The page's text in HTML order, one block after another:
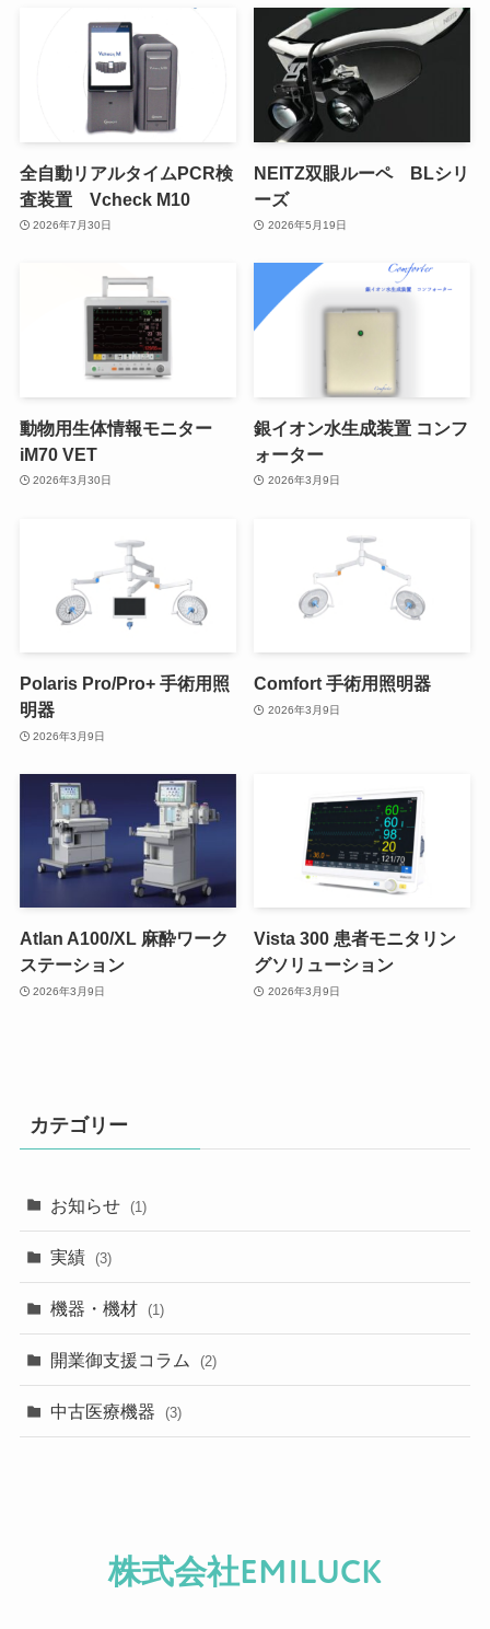
全自動リアルタイムPCR検
査装置 Vcheck M10
2026年7月30日
NEITZ双眼ルーペ BLシリ
ーズ
2026年5月19日
動物用生体情報モニター
iM70 VET
2026年3月30日
銀イオン水生成装置 コンフ
ォーター
2026年3月9日
Polaris Pro/Pro+ 手術用照
明器
2026年3月9日
Comfort 手術用照明器
2026年3月9日
Atlan A100/XL 麻酔ワーク
ステーション
2026年3月9日
Vista 300 患者モニタリン
グソリューション
2026年3月9日
カテゴリー
お知らせ (1)
実績 (3)
機器・機材 (1)
開業御支援コラム (2)
中古医療機器 (3)
株式会社EMILUCK